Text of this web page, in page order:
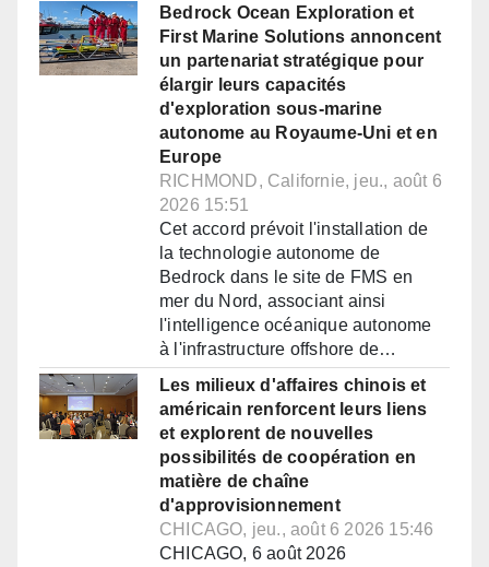
Bedrock Ocean Exploration et
First Marine Solutions annoncent
un partenariat stratégique pour
élargir leurs capacités
d'exploration sous-marine
autonome au Royaume-Uni et en
Europe
RICHMOND, Californie, jeu., août 6
2026 15:51
Cet accord prévoit l'installation de
la technologie autonome de
Bedrock dans le site de FMS en
mer du Nord, associant ainsi
l'intelligence océanique autonome
à l'infrastructure offshore de…
Les milieux d'affaires chinois et
américain renforcent leurs liens
et explorent de nouvelles
possibilités de coopération en
matière de chaîne
d'approvisionnement
CHICAGO, jeu., août 6 2026 15:46
CHICAGO, 6 août 2026